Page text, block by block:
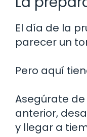
El día de la
parecer un
Pero aquí
Asegúrate
anterior,
y llegar a